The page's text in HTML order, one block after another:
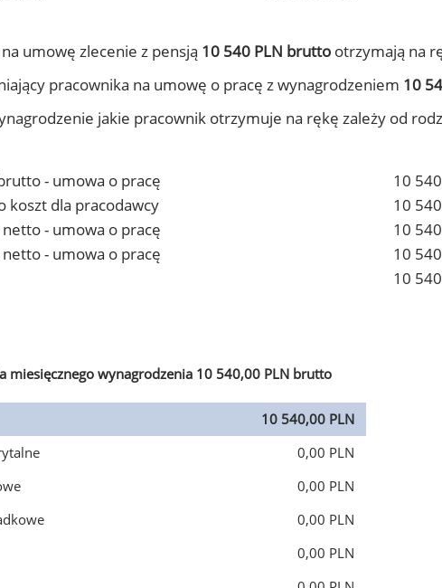
umowę zlecenie z pensją 10 540 PLN brutto otrzymają na
pracownika na umowę o pracę z wynagrodzeniem 10
jakie pracownik otrzymuje na rękę zależy od
- umowa o pracę
koszt dla pracodawcy
- umowa o pracę
- umowa o pracę
10
10
10
10
10
miesięcznego wynagrodzenia 10 540,00 PLN brutto
10 540,00 PLN
0,00 PLN
0,00 PLN
0,00 PLN
0,00 PLN